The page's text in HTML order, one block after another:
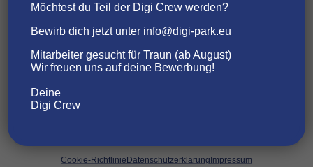
Wenn du deine Zustimmung nicht erteilst oder zurückziehst, können
bestimmte Merkmale und Funktionen beeinträchtigt werden.
AKZEPTIEREN
Cookie-RichtlinieDatenschutzerklärungImpressum
Tel:
Kundeninformationen
Möchtest du Teil der Digi Crew werden?
Bewirb dich jetzt unter info@digi-park.eu
Mitarbeiter gesucht für Traun (ab August)
Wir freuen uns auf deine Bewerbung!
Deine
Digi Crew